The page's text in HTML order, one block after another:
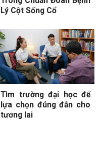
Lý Cột Sống Cổ
Tìm trường đại học để
lựa chọn đúng đắn cho
tương lai